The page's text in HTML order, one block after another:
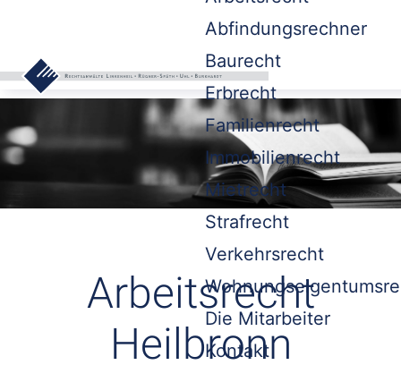
Abfindungsrechner
Baurecht
Erbrecht
Familienrecht
Immobilienrecht
Mietrecht
Strafrecht
Verkehrsrecht
Die Mitarbeiter
Kontakt
Arbeitsrecht
Heilbronn